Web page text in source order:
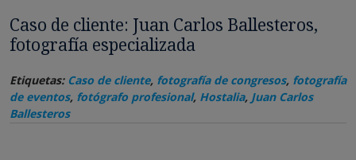
Caso de cliente: Juan Carlos Ballesteros,
fotografía especializada
Etiquetas: Caso de cliente, fotografía de congresos, fotografía
de eventos, fotógrafo profesional, Hostalia, Juan Carlos
Ballesteros